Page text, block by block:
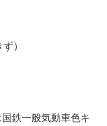
）
鉄一般気動車色キ